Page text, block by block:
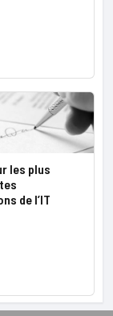
les plus
de l’IT